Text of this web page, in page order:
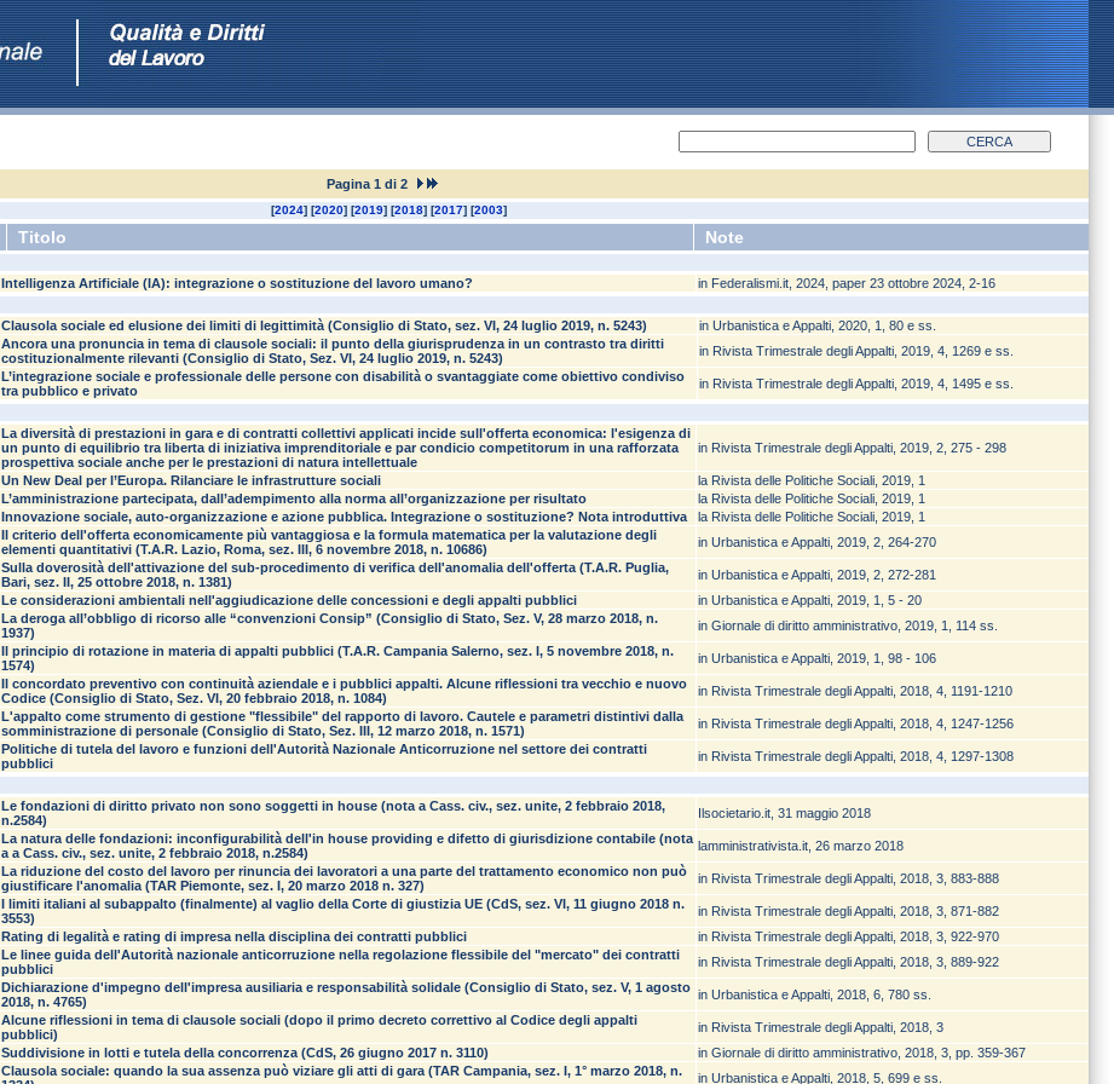
Pagina 1 di 2
[2024] [2020] [2019] [2018] [2017] [2003]
Titolo Note
Intelligenza Artificiale (IA): integrazione o sostituzione del lavoro umano? in Federalismi.it, 2024, paper 23 ottobre 2024, 2-16
Clausola sociale ed elusione dei limiti di legittimità (Consiglio di Stato, sez. VI, 24 luglio 2019, n. 5243)
in Urbanistica e Appalti, 2020, 1, 80 e ss.
Ancora una pronuncia in tema di clausole sociali: il punto della giurisprudenza in un contrasto tra diritti
costituzionalmente rilevanti (Consiglio di Stato, Sez. VI, 24 luglio 2019, n. 5243)
in Rivista Trimestrale degli Appalti, 2019, 4, 1269 e ss.
L’integrazione sociale e professionale delle persone con disabilità o svantaggiate come obiettivo condiviso
tra pubblico e privato
in Rivista Trimestrale degli Appalti, 2019, 4, 1495 e ss.
La diversità di prestazioni in gara e di contratti collettivi applicati incide sull'offerta economica: l'esigenza di
un punto di equilibrio tra liberta di iniziativa imprenditoriale e par condicio competitorum in una rafforzata
prospettiva sociale anche per le prestazioni di natura intellettuale
in Rivista Trimestrale degli Appalti, 2019, 2, 275 - 298
Un New Deal per l’Europa. Rilanciare le infrastrutture sociali
la Rivista delle Politiche Sociali, 2019, 1
L’amministrazione partecipata, dall’adempimento alla norma all’organizzazione per risultato
la Rivista delle Politiche Sociali, 2019, 1
Innovazione sociale, auto-organizzazione e azione pubblica. Integrazione o sostituzione? Nota introduttiva
la Rivista delle Politiche Sociali, 2019, 1
Il criterio dell'offerta economicamente più vantaggiosa e la formula matematica per la valutazione degli
elementi quantitativi (T.A.R. Lazio, Roma, sez. III, 6 novembre 2018, n. 10686)
in Urbanistica e Appalti, 2019, 2, 264-270
Sulla doverosità dell'attivazione del sub-procedimento di verifica dell'anomalia dell'offerta (T.A.R. Puglia,
Bari, sez. II, 25 ottobre 2018, n. 1381)
in Urbanistica e Appalti, 2019, 2, 272-281
Le considerazioni ambientali nell'aggiudicazione delle concessioni e degli appalti pubblici
in Urbanistica e Appalti, 2019, 1, 5 - 20
La deroga all’obbligo di ricorso alle “convenzioni Consip” (Consiglio di Stato, Sez. V, 28 marzo 2018, n.
1937)
in Giornale di diritto amministrativo, 2019, 1, 114 ss.
Il principio di rotazione in materia di appalti pubblici (T.A.R. Campania Salerno, sez. I, 5 novembre 2018, n.
1574)
in Urbanistica e Appalti, 2019, 1, 98 - 106
Il concordato preventivo con continuità aziendale e i pubblici appalti. Alcune riflessioni tra vecchio e nuovo
Codice (Consiglio di Stato, Sez. VI, 20 febbraio 2018, n. 1084)
in Rivista Trimestrale degli Appalti, 2018, 4, 1191-1210
L'appalto come strumento di gestione "flessibile" del rapporto di lavoro. Cautele e parametri distintivi dalla
somministrazione di personale (Consiglio di Stato, Sez. III, 12 marzo 2018, n. 1571)
in Rivista Trimestrale degli Appalti, 2018, 4, 1247-1256
Politiche di tutela del lavoro e funzioni dell'Autorità Nazionale Anticorruzione nel settore dei contratti
pubblici
in Rivista Trimestrale degli Appalti, 2018, 4, 1297-1308
Le fondazioni di diritto privato non sono soggetti in house (nota a Cass. civ., sez. unite, 2 febbraio 2018,
n.2584)
Ilsocietario.it, 31 maggio 2018
La natura delle fondazioni: inconfigurabilità dell'in house providing e difetto di giurisdizione contabile (nota
a a Cass. civ., sez. unite, 2 febbraio 2018, n.2584)
lamministrativista.it, 26 marzo 2018
La riduzione del costo del lavoro per rinuncia dei lavoratori a una parte del trattamento economico non può
giustificare l'anomalia (TAR Piemonte, sez. I, 20 marzo 2018 n. 327)
in Rivista Trimestrale degli Appalti, 2018, 3, 883-888
I limiti italiani al subappalto (finalmente) al vaglio della Corte di giustizia UE (CdS, sez. VI, 11 giugno 2018 n.
3553)
in Rivista Trimestrale degli Appalti, 2018, 3, 871-882
Rating di legalità e rating di impresa nella disciplina dei contratti pubblici
in Rivista Trimestrale degli Appalti, 2018, 3, 922-970
Le linee guida dell'Autorità nazionale anticorruzione nella regolazione flessibile del "mercato" dei contratti
pubblici
in Rivista Trimestrale degli Appalti, 2018, 3, 889-922
Dichiarazione d'impegno dell'impresa ausiliaria e responsabilità solidale (Consiglio di Stato, sez. V, 1 agosto
2018, n. 4765)
in Urbanistica e Appalti, 2018, 6, 780 ss.
Alcune riflessioni in tema di clausole sociali (dopo il primo decreto correttivo al Codice degli appalti
pubblici)
in Rivista Trimestrale degli Appalti, 2018, 3
Suddivisione in lotti e tutela della concorrenza (CdS, 26 giugno 2017 n. 3110)
in Giornale di diritto amministrativo, 2018, 3, pp. 359-367
Clausola sociale: quando la sua assenza può viziare gli atti di gara (TAR Campania, sez. I, 1° marzo 2018, n.
in Urbanistica e Appalti, 2018, 5, 699 e ss.